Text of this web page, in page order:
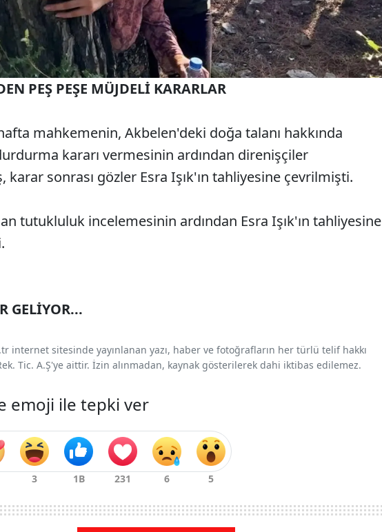
PEŞ PEŞE MÜJDELİ KARARLAR
mahkemenin, Akbelen'deki doğa talanı hakkında
kararı vermesinin ardından direnişçiler
karar sonrası gözler Esra Işık'ın tahliyesine çevrilmişti.
tutukluluk incelemesinin ardından Esra Işık'ın tahliyesine
GELİYOR...
internet sitesinde yayınlanan yazı, haber ve fotoğrafların her türlü telif hakkı
Tic. A.Ş'ye aittir. İzin alınmadan, kaynak gösterilerek dahi iktibas edilemez.
emoji ile tepki ver